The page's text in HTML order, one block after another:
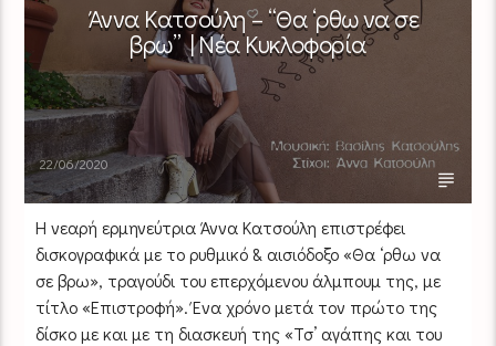
Άννα Κατσούλη – “Θα ‘ρθω να σε
βρω” | Νέα Κυκλοφορία
22/06/2020
Η νεαρή ερμηνεύτρια Άννα Κατσούλη επιστρέφει
δισκογραφικά με το ρυθμικό & αισιόδοξο «Θα ‘ρθω να
σε βρω», τραγούδι του επερχόμενου άλμπουμ της, με
τίτλο «Επιστροφή». Ένα χρόνο μετά τον πρώτο της
δίσκο με και με τη διασκευή της «Τσ’ αγάπης και του